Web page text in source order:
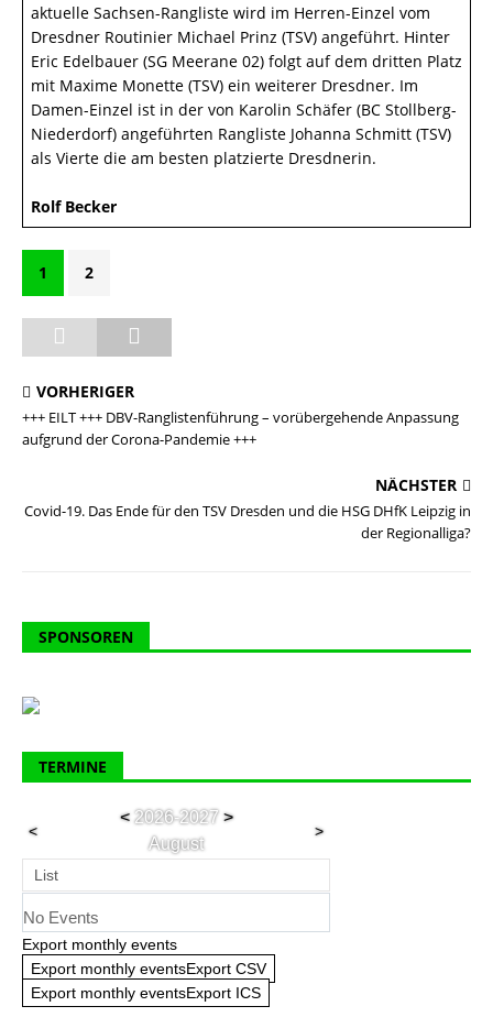
aktuelle Sachsen-Rangliste wird im Herren-Einzel vom
Dresdner Routinier Michael Prinz (TSV) angeführt. Hinter
Eric Edelbauer (SG Meerane 02) folgt auf dem dritten Platz
mit Maxime Monette (TSV) ein weiterer Dresdner. Im
Damen-Einzel ist in der von Karolin Schäfer (BC Stollberg-
Niederdorf) angeführten Rangliste Johanna Schmitt (TSV)
als Vierte die am besten platzierte Dresdnerin.
Rolf Becker
1 2
VORHERIGER
+++ EILT +++ DBV-Ranglistenführung – vorübergehende Anpassung
aufgrund der Corona-Pandemie +++
NÄCHSTER
Covid-19. Das Ende für den TSV Dresden und die HSG DHfK Leipzig in
der Regionalliga?
SPONSOREN
TERMINE
<
<2026-2027 >
August
>
List
No Events
Export monthly events
Export monthly eventsExport CSV
Export monthly eventsExport ICS